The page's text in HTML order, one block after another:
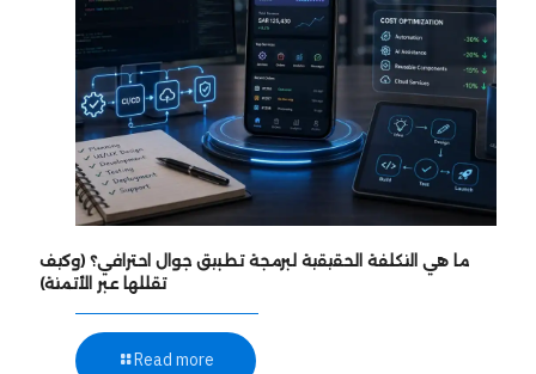
ما هي التكلفة الحقيقية لبرمجة تطبيق جوال احترافي؟ (وكيف
تقللها عبر الأتمتة)
Read more